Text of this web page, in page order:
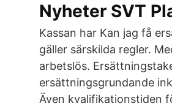
Nyheter SVT
Kassan har Kan jag få
gäller särskilda regler.
arbetslös.
ersättningsgrundande
Även kvalifikationstiden